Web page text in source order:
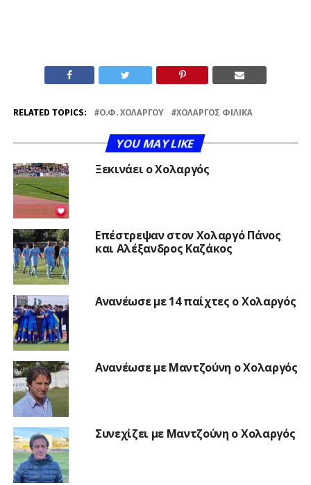
RELATED TOPICS: Ο.Φ. ΧΟΛΑΡΓΟΎ ΧΟΛΑΡΓΌΣ ΦΙΛΙΚΆ
YOU MAY LIKE
Ξεκινάει ο Χολαργός
Επέστρεψαν στον Χολαργό Πάνος
και Αλέξανδρος Καζάκος
Ανανέωσε με 14 παίχτες ο Χολαργός
Ανανέωσε με Μαντζούνη ο Χολαργός
Συνεχίζει με Μαντζούνη ο Χολαργός